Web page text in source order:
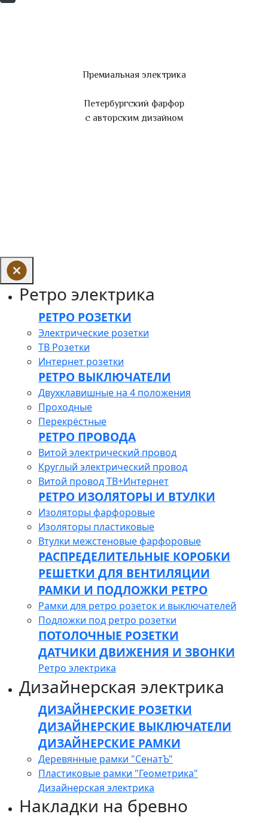
Премиальная электрика
Петербургский фарфор
с авторским дизайном
Ретро электрика
РЕТРО РОЗЕТКИ
Электрические розетки
ТВ Розетки
Интернет розетки
РЕТРО ВЫКЛЮЧАТЕЛИ
Двухклавишные на 4 положения
Проходные
Перекрёстные
РЕТРО ПРОВОДА
Витой электрический провод
Круглый электрический провод
Витой провод ТВ+Интернет
РЕТРО ИЗОЛЯТОРЫ И ВТУЛКИ
Изоляторы фарфоровые
Изоляторы пластиковые
Втулки межстеновые фарфоровые
РАСПРЕДЕЛИТЕЛЬНЫЕ КОРОБКИ
РЕШЕТКИ ДЛЯ ВЕНТИЛЯЦИИ
РАМКИ И ПОДЛОЖКИ РЕТРО
Рамки для ретро розеток и выключателей
Подложки под ретро розетки
ПОТОЛОЧНЫЕ РОЗЕТКИ
ДАТЧИКИ ДВИЖЕНИЯ И ЗВОНКИ
Ретро электрика
Дизайнерская электрика
ДИЗАЙНЕРСКИЕ РОЗЕТКИ
ДИЗАЙНЕРСКИЕ ВЫКЛЮЧАТЕЛИ
ДИЗАЙНЕРСКИЕ РАМКИ
Деревянные рамки "СенатЪ"
Пластиковые рамки "Геометрика"
Дизайнерская электрика
Накладки на бревно